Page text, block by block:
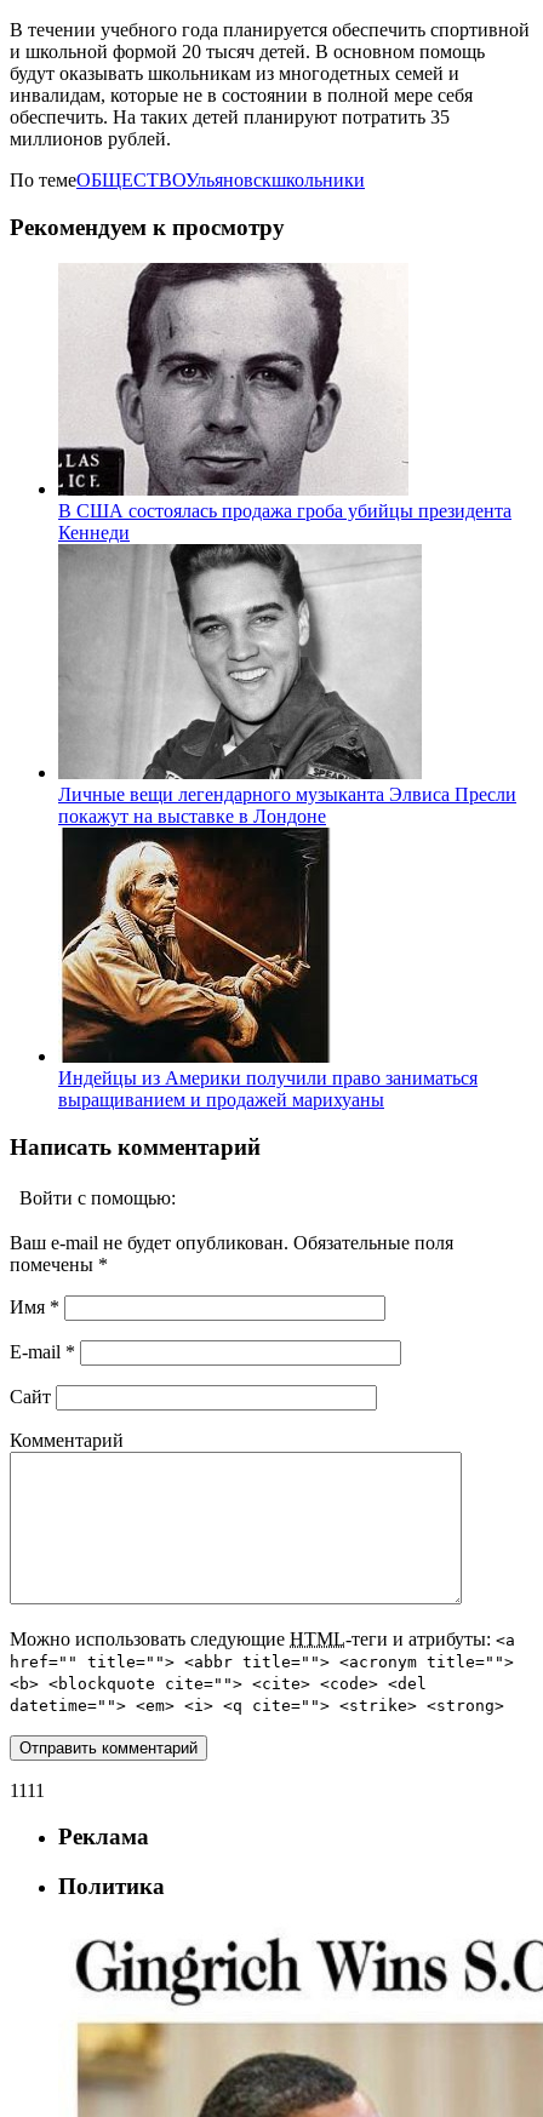
В течении учебного года планируется обеспечить спортивной
и школьной формой 20 тысяч детей. В основном помощь
будут оказывать школьникам из многодетных семей и
инвалидам, которые не в состоянии в полной мере себя
обеспечить. На таких детей планируют потратить 35
миллионов рублей.
По темеОБЩЕСТВОУльяновскшкольники
Рекомендуем к просмотру
В США состоялась продажа гроба убийцы президента
Кеннеди
Личные вещи легендарного музыканта Элвиса Пресли
покажут на выставке в Лондоне
Индейцы из Америки получили право заниматься
выращиванием и продажей марихуаны
Написать комментарий
Войти с помощью:
Ваш e-mail не будет опубликован. Обязательные поля
помечены *
Имя *
E-mail *
Сайт
Комментарий
Можно использовать следующие HTML-теги и атрибуты: <a
href="" title=""> <abbr title=""> <acronym title="">
<b> <blockquote cite=""> <cite> <code> <del
datetime=""> <em> <i> <q cite=""> <strike> <strong>
1111
Реклама
Политика